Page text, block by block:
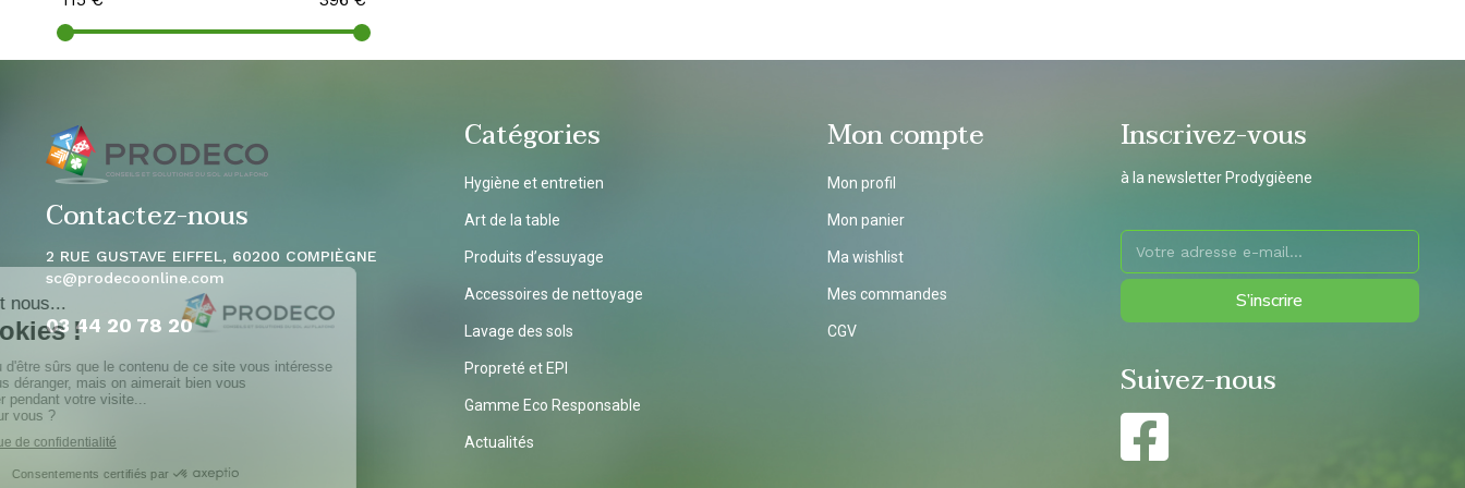
Contactez-nous
2 RUE GUSTAVE EIFFEL, 60200 COMPIÈGNE
sc@prodecoonline.com
03 44 20 78 20
Catégories
Hygiène et entretien
Art de la table
Produits d’essuyage
Accessoires de nettoyage
Lavage des sols
Propreté et EPI
Gamme Eco Responsable
Actualités
Mon compte
Mon profil
Mon panier
Ma wishlist
Mes commandes
CGV
Inscrivez-vous
à la newsletter Prodygièene
S’inscrire
Suivez-nous